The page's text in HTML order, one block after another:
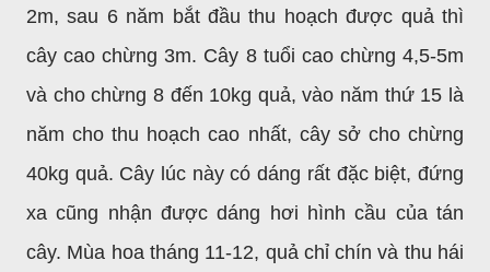
2m, sau 6 năm bắt đầu thu hoạch được quả thì
cây cao chừng 3m. Cây 8 tuổi cao chừng 4,5-5m
và cho chừng 8 đến 10kg quả, vào năm thứ 15 là
năm cho thu hoạch cao nhất, cây sở cho chừng
40kg quả. Cây lúc này có dáng rất đặc biệt, đứng
xa cũng nhận được dáng hơi hình cầu của tán
cây. Mùa hoa tháng 11-12, quả chỉ chín và thu hái